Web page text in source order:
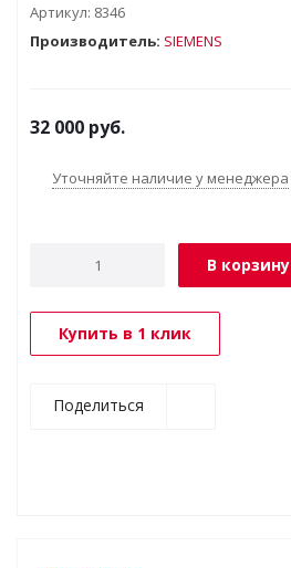
Артикул: 8346
Производитель: SIEMENS
32 000 руб.
Уточняйте наличие у менеджера
В корзину
Купить в 1 клик
Поделиться